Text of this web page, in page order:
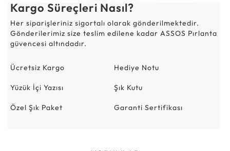
Kargo Süreçleri Nasıl?
Her siparişleriniz sigortalı olarak gönderilmektedir.
Gönderilerimiz size teslim edilene kadar ASSOS Pırlanta
güvencesi altındadır.
Ücretsiz Kargo Hediye Notu
Yüzük İçi Yazısı Şık Kutu
Özel Şık Paket Garanti Sertifikası